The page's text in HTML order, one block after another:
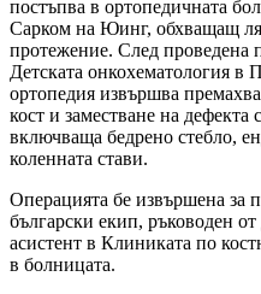
постъпва в ортопедичната
Сарком на Юинг, обхващащ
протежение. След проведена
Детската онкохематология
ортопедия извършва
кост и заместване на дефекта
включваща бедрено стебло,
коленната стави.
Операцията бе извършена за
български екип, ръководен
асистент в Клиниката по
в болницата.